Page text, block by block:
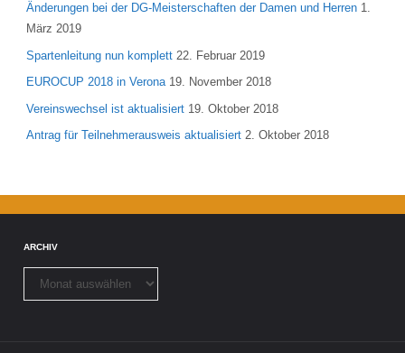
Änderungen bei der DG-Meisterschaften der Damen und Herren 1.
März 2019
Spartenleitung nun komplett 22. Februar 2019
EUROCUP 2018 in Verona 19. November 2018
Vereinswechsel ist aktualisiert 19. Oktober 2018
Antrag für Teilnehmerausweis aktualisiert 2. Oktober 2018
ARCHIV
Archiv